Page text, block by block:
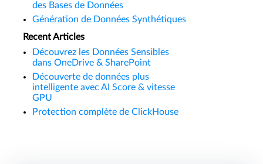
des Bases de Données
Génération de Données Synthétiques
Recent Articles
Découvrez les Données Sensibles
dans OneDrive & SharePoint
Découverte de données plus
intelligente avec AI Score & vitesse
GPU
Protection complète de ClickHouse